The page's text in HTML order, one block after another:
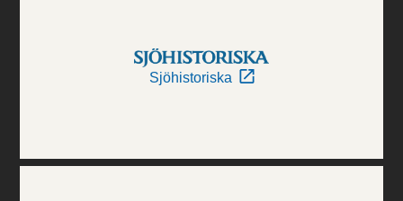
Sjöhistoriska